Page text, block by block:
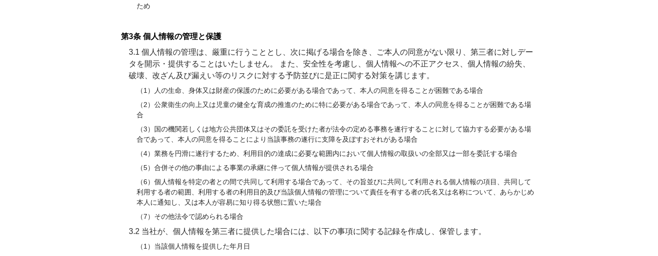
ため
第3条 個人情報の管理と保護
3.1 個人情報の管理は、厳重に行うこととし、次に掲げる場合を除き、ご本人の同意がない限り、第三者に対しデー
タを開示・提供することはいたしません。 また、安全性を考慮し、個人情報への不正アクセス、個人情報の紛失、
破壊、改ざん及び漏えい等のリスクに対する予防並びに是正に関する対策を講じます。
（1）人の生命、身体又は財産の保護のために必要がある場合であって、本人の同意を得ることが困難である場合
（2）公衆衛生の向上又は児童の健全な育成の推進のために特に必要がある場合であって、本人の同意を得ることが困難である場
合
（3）国の機関若しくは地方公共団体又はその委託を受けた者が法令の定める事務を遂行することに対して協力する必要がある場
合であって、本人の同意を得ることにより当該事務の遂行に支障を及ぼすおそれがある場合
（4）業務を円滑に遂行するため、利用目的の達成に必要な範囲内において個人情報の取扱いの全部又は一部を委託する場合
（5）合併その他の事由による事業の承継に伴って個人情報が提供される場合
（6）個人情報を特定の者との間で共同して利用する場合であって、その旨並びに共同して利用される個人情報の項目、共同して
利用する者の範囲、利用する者の利用目的及び当該個人情報の管理について責任を有する者の氏名又は名称について、あらかじめ
本人に通知し、又は本人が容易に知り得る状態に置いた場合
（7）その他法令で認められる場合
3.2 当社が、個人情報を第三者に提供した場合には、以下の事項に関する記録を作成し、保管します。
（1）当該個人情報を提供した年月日